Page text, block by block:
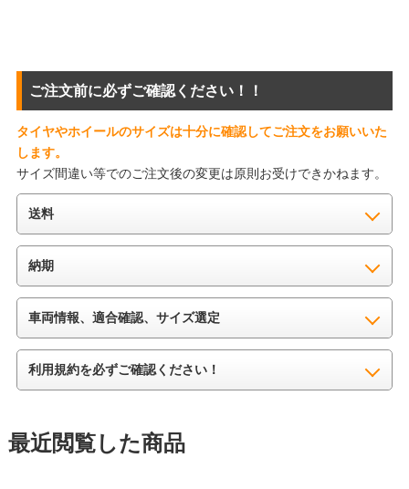
ご注文前に必ずご確認ください！！
タイヤやホイールのサイズは十分に確認してご注文をお願いいた
します。
サイズ間違い等でのご注文後の変更は原則お受けできかねます。
送料
納期
車両情報、適合確認、サイズ選定
利用規約を必ずご確認ください！
最近閲覧した商品